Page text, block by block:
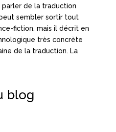
de la traduction
sembler sortir tout
fiction, mais il décrit en
très concrète
de la traduction. La
blog